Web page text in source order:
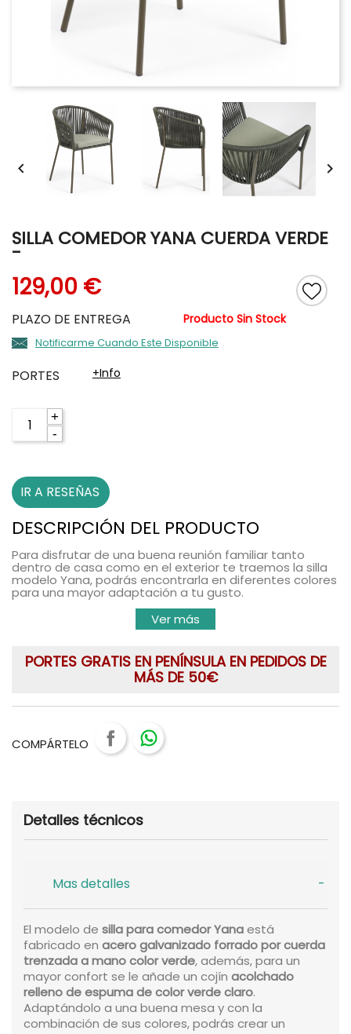
 
SILLA COMEDOR YANA CUERDA VERDE
-
129,00 €
PLAZO DE ENTREGA Producto Sin Stock
Notificarme Cuando Este Disponible
PORTES +info
+
-
IR A RESEÑAS
DESCRIPCIÓN DEL PRODUCTO
Para disfrutar de una buena reunión familiar tanto
dentro de casa como en el exterior te traemos la silla
modelo Yana, podrás encontrarla en diferentes colores
para una mayor adaptación a tu gusto.
Ver más
PORTES GRATIS EN PENÍNSULA EN PEDIDOS DE
MÁS DE 50€
COMPÁRTELO
Detalles técnicos
Mas detalles
El modelo de silla para comedor Yanaestá
fabricado en acero galvanizado forrado por cuerda
trenzada a mano color verde, además, para un
mayor confort se le añade un cojín acolchado
relleno de espuma de color verde claro.
Adaptándolo a una buena mesa y con la
combinación de sus colores, podrás crear un